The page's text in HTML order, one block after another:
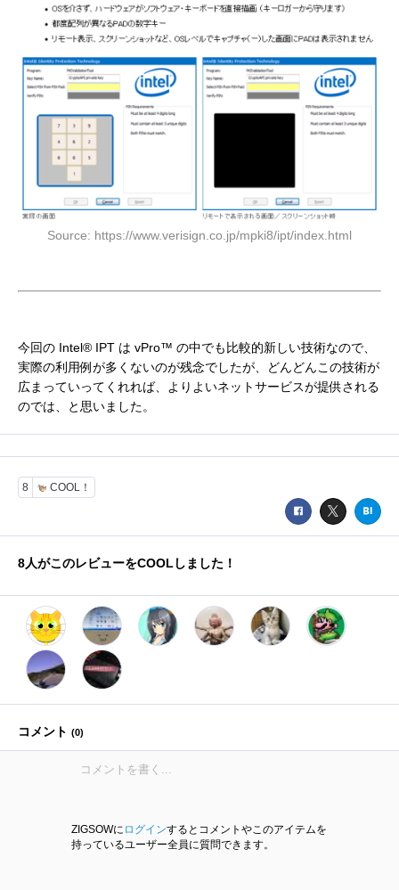
Source: https://www.verisign.co.jp/mpki8/ipt/index.html
今回の Intel® IPT は vPro™ の中でも比較的新しい技術なので、
実際の利用例が多くないのが残念でしたが、どんどんこの技術が
広まっていってくれれば、よりよいネットサービスが提供される
のでは、と思いました。
8 COOL！
8人がこのレビューをCOOLしました！
コメント (0)
ZIGSOWに ログインするとコメントやこのアイテムを
持っているユーザー全員に質問できます。